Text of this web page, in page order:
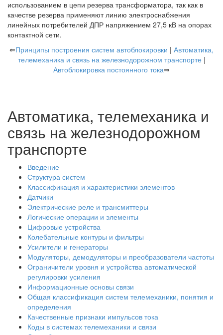
использованием в цепи резерва трансформатора, так как в
качестве резерва применяют линию электроснабжения
линейных потребителей ДПР напряжением 27,5 кВ на опорах
контактной сети.
⇐Принципы построения систем автоблокировки | Автоматика,
телемеханика и связь на железнодорожном транспорте |
Автоблокировка постоянного тока⇒
Автоматика, телемеханика и
связь на железнодорожном
транспорте
Введение
Структура систем
Классификация и характеристики элементов
Датчики
Электрические реле и трансмиттеры
Логические операции и элементы
Цифровые устройства
Колебательные контуры и фильтры
Усилители и генераторы
Модуляторы, демодуляторы и преобразователи частоты
Ограничители уровня и устройства автоматической
регулировки усиления
Информационные основы связи
Общая классификация систем телемеханики, понятия и
определения
Качественные признаки импульсов тока
Коды в системах телемеханики и связи